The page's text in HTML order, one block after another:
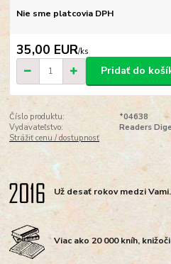
Nie sme platcovia DPH
35,00 EUR/ks
Pridať do
Číslo produktu:
*04638
Vydavateľstvo:
Readers
Strážiť cenu / dostupnosť
Už desať rokov medzi
Viac ako 20 000 kníh,